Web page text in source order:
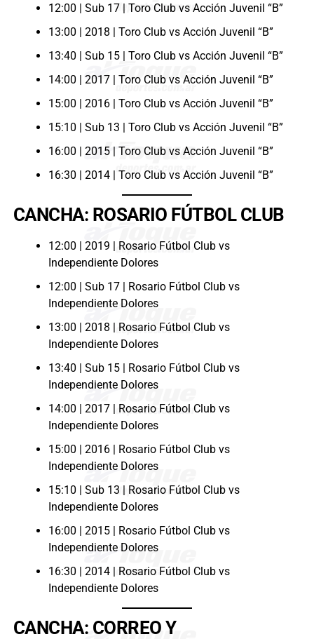
12:00 | Sub 17 | Toro Club vs Acción Juvenil “B”
13:00 | 2018 | Toro Club vs Acción Juvenil “B”
13:40 | Sub 15 | Toro Club vs Acción Juvenil “B”
14:00 | 2017 | Toro Club vs Acción Juvenil “B”
15:00 | 2016 | Toro Club vs Acción Juvenil “B”
15:10 | Sub 13 | Toro Club vs Acción Juvenil “B”
16:00 | 2015 | Toro Club vs Acción Juvenil “B”
16:30 | 2014 | Toro Club vs Acción Juvenil “B”
CANCHA: ROSARIO FÚTBOL CLUB
12:00 | 2019 | Rosario Fútbol Club vs
Independiente Dolores
12:00 | Sub 17 | Rosario Fútbol Club vs
Independiente Dolores
13:00 | 2018 | Rosario Fútbol Club vs
Independiente Dolores
13:40 | Sub 15 | Rosario Fútbol Club vs
Independiente Dolores
14:00 | 2017 | Rosario Fútbol Club vs
Independiente Dolores
15:00 | 2016 | Rosario Fútbol Club vs
Independiente Dolores
15:10 | Sub 13 | Rosario Fútbol Club vs
Independiente Dolores
16:00 | 2015 | Rosario Fútbol Club vs
Independiente Dolores
16:30 | 2014 | Rosario Fútbol Club vs
Independiente Dolores
CANCHA: CORREO Y